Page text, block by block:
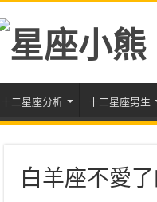
十二星座分析 十二星座男生
白羊座不愛